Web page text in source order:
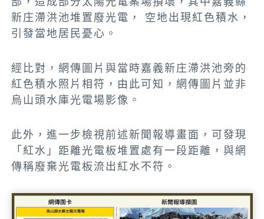
新庄滯洪池堆置廢光電， 空地出現紅色積水，
引發當地居民憂心。
經比對，網傳圖片與當時嘉義新庄滯洪池旁的
紅色積水照片相符，由此可知，網傳圖片並非
烏山頭水庫光電場影像。
此外，進一步檢視前述新聞報導畫面，可發現
「紅水」距離光電板堆置處有一段距離，與網
傳稱廢棄光電板流出紅水不符。